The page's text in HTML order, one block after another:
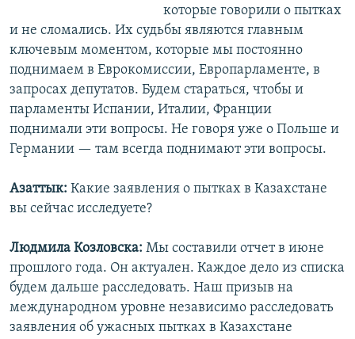
которые говорили о пытках
и не сломались. Их судьбы являются главным
ключевым моментом, которые мы постоянно
поднимаем в Еврокомиссии, Европарламенте, в
запросах депутатов. Будем стараться, чтобы и
парламенты Испании, Италии, Франции
поднимали эти вопросы. Не говоря уже о Польше и
Германии — там всегда поднимают эти вопросы.
Азаттык: Какие заявления о пытках в Казахстане
вы сейчас исследуете?
Людмила Козловска: Мы составили отчет в июне
прошлого года. Он актуален. Каждое дело из списка
будем дальше расследовать. Наш призыв на
международном уровне независимо расследовать
заявления об ужасных пытках в Казахстане